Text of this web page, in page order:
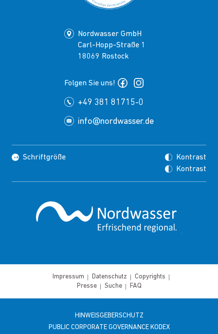
+49 381 81715-0
info@nordwasser.de
Nordwasser GmbH
Carl-Hopp-Straße 1
18069 Rostock
Folgen Sie uns!
Schriftgröße
Kontrast
Kontrast
Impressum Datenschutz
Copyrights
Presse
Suche FAQ
HINWEISGEBERSCHUTZ
PUBLIC CORPORATE GOVERNANCE KODEX